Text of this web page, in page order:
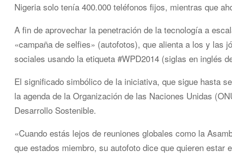
Nigeria solo tenía 400.000 teléfonos fijos, mientras que
A fin de aprovechar la penetración de la tecnología a
«campaña de selfies» (autofotos), que alienta a los y las
sociales usando la etiqueta #WPD2014 (siglas en inglés
El significado simbólico de la iniciativa, que sigue hasta
la agenda de la Organización de las Naciones Unidas
Desarrollo Sostenible.
«Cuando estás lejos de reuniones globales como la
que estados miembro, su autofoto dice que quieren